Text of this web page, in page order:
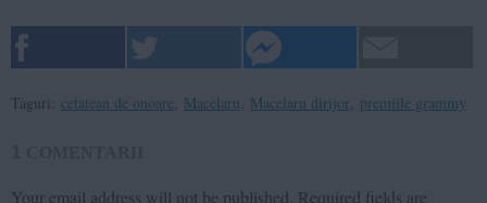
Taguri: cetatean de onoare Macelaru Macelaru dirijor premiile grammy
Your email address will not be published. Required fields are